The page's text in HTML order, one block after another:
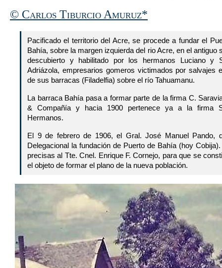
© Carlos Tiburcio Amuruz*
Pacificado el territorio del Acre, se procede a fundar el
Bahía, sobre la margen izquierda del rio Acre, en el antiguo
descubierto y habilitado por los hermanos Luciano y
Adriázola, empresarios gomeros victimados por salvajes
de sus barracas (Filadelfia) sobre el río Tahuamanu.
La barraca Bahía pasa a formar parte de la firma C.
& Compañía y hacia 1900 pertenece ya a la firma
Hermanos.
El 9 de febrero de 1906, el Gral. José Manuel Pando,
Delegacional la fundación de Puerto de Bahía (hoy
precisas al Tte. Cnel. Enrique F. Cornejo, para que se
el objeto de formar el plano de la nueva población.